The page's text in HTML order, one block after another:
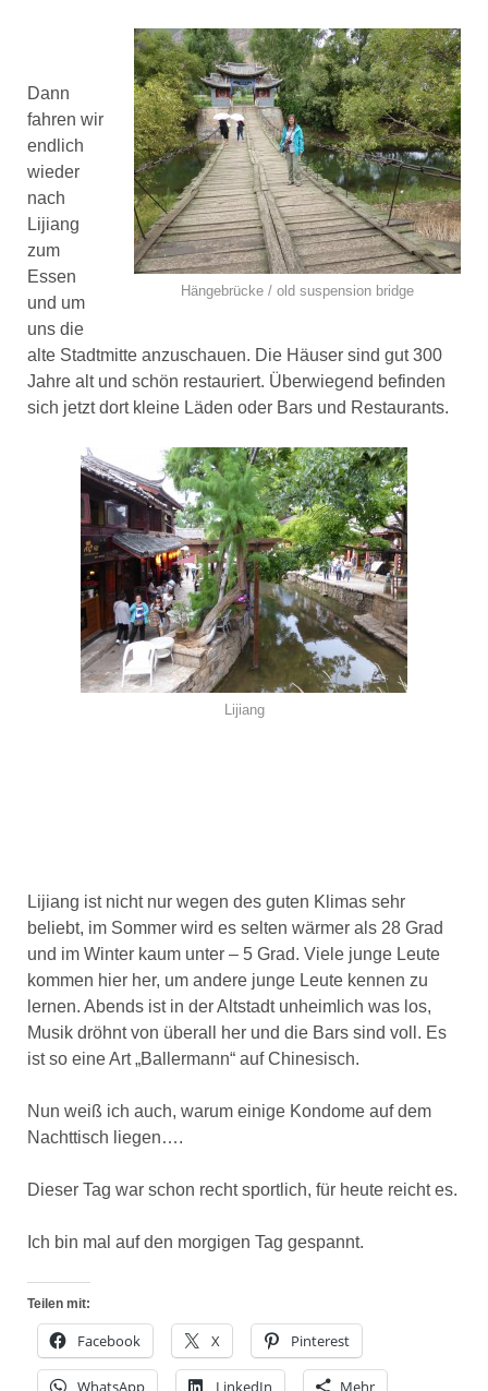
Hängebrücke / old suspension bridge
Dann
fahren wir
endlich
wieder
nach
Lijiang
zum
Essen
und um
uns die
alte Stadtmitte anzuschauen. Die Häuser sind gut 300
Jahre alt und schön restauriert. Überwiegend befinden
sich jetzt dort kleine Läden oder Bars und Restaurants.
Lijiang
Lijiang ist nicht nur wegen des guten Klimas sehr
beliebt, im Sommer wird es selten wärmer als 28 Grad
und im Winter kaum unter – 5 Grad. Viele junge Leute
kommen hier her, um andere junge Leute kennen zu
lernen. Abends ist in der Altstadt unheimlich was los,
Musik dröhnt von überall her und die Bars sind voll. Es
ist so eine Art „Ballermann“ auf Chinesisch.
Nun weiß ich auch, warum einige Kondome auf dem
Nachttisch liegen….
Dieser Tag war schon recht sportlich, für heute reicht es.
Ich bin mal auf den morgigen Tag gespannt.
Teilen mit:
Facebook X Pinterest
WhatsApp LinkedIn Mehr